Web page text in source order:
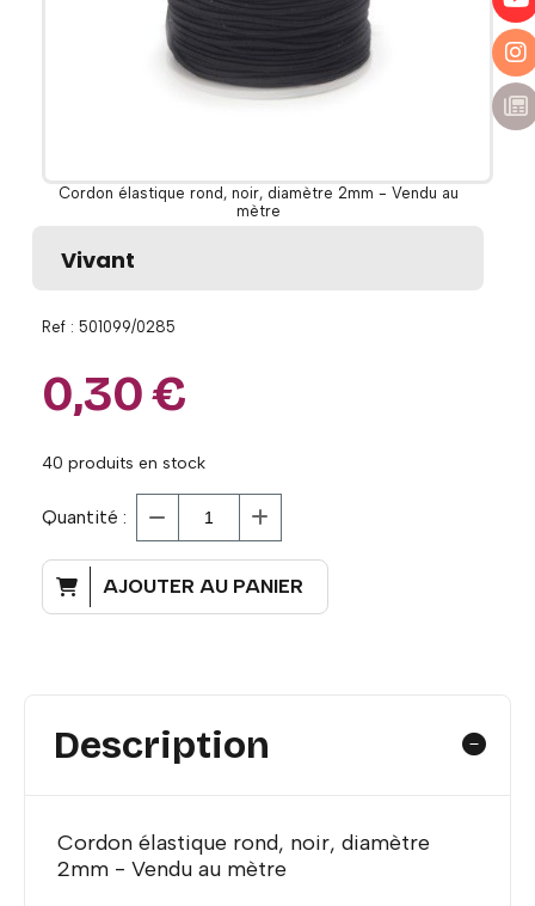
Cordon élastique rond, noir, diamètre 2mm - Vendu au
mètre
Vivant
Ref : 501099/0285
0,30€
40 produits en stock
Quantité :
AJOUTER AU PANIER
Description
Cordon élastique rond, noir, diamètre
2mm - Vendu au mètre